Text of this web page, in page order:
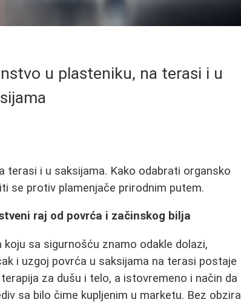
u plasteniku, na terasi i u
terasi i u saksijama. Kako odabrati organsko
se protiv plamenjače prirodnim putem.
raj od povrća i začinskog bilja
sa sigurnošću znamo odakle dolazi,
i uzgoj povrća u saksijama na terasi postaje
za dušu i telo, a istovremeno i način da
sa bilo čime kupljenim u marketu. Bez obzira